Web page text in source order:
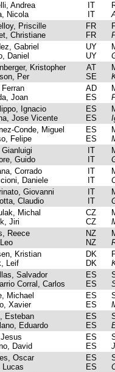
Andrea
Nicola
IT
IT
Priscille
Christiane
FR
FR
Gabriel
Daniel
UY
UY
Kristopher
Per
AT
SE
Joan
AD
ES
Ignacio
Jose Vicente
ES
ES
Conde, Miguel
Felipe
ES
ES
Guido
IT
IT
Corrado
Daniele
IT
IT
Giovanni
Claudio
IT
IT
Michal
Jiri
CZ
CZ
Reece
NZ
NZ
Kristian
Leif
DK
DK
Salvador
Corral, Carlos
ES
ES
Michael
Xavier
ES
ES
Esteban
Eduardo
ES
ES
David
ES
ES
Oscar
Lucas
ES
ES